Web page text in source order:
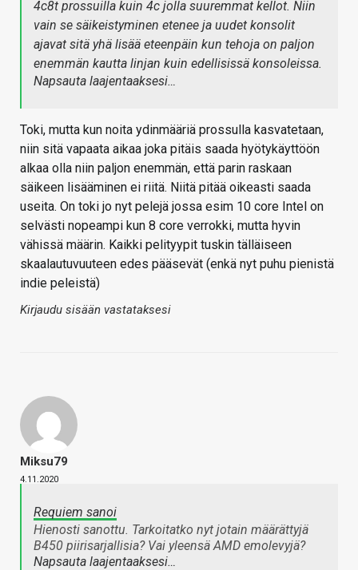
4c8t prossuilla kuin 4c jolla suuremmat kellot. Niin
vain se säikeistyminen etenee ja uudet konsolit
ajavat sitä yhä lisää eteenpäin kun tehoja on paljon
enemmän kautta linjan kuin edellisissä konsoleissa.
Napsauta laajentaaksesi…
Toki, mutta kun noita ydinmääriä prossulla kasvatetaan,
niin sitä vapaata aikaa joka pitäis saada hyötykäyttöön
alkaa olla niin paljon enemmän, että parin raskaan
säikeen lisääminen ei riitä. Niitä pitää oikeasti saada
useita. On toki jo nyt pelejä jossa esim 10 core Intel on
selvästi nopeampi kun 8 core verrokki, mutta hyvin
vähissä määrin. Kaikki pelityypit tuskin tälläiseen
skaalautuvuuteen edes pääsevät (enkä nyt puhu pienistä
indie peleistä)
Kirjaudu sisään vastataksesi
Miksu79
4.11.2020
Requiem sanoi
Hienosti sanottu. Tarkoitatko nyt jotain määrättyjä
B450 piirisarjallisia? Vai yleensä AMD emolevyjä?
Napsauta laajentaaksesi…